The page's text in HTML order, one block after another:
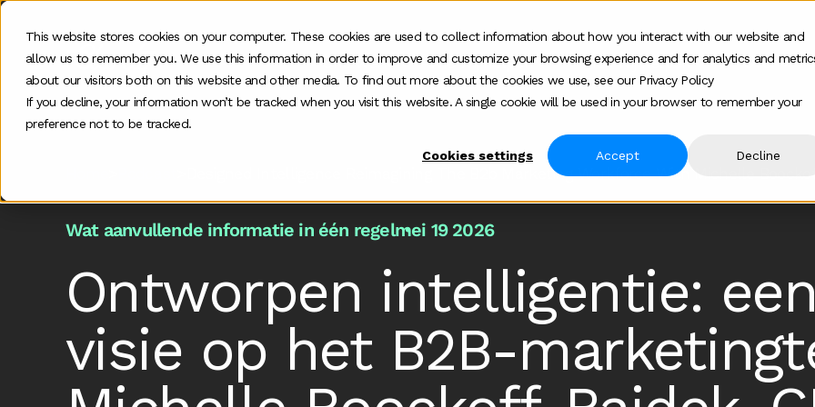
This website stores cookies on your computer. These cookies are used to collect information about how you interact with our website and
allow us to remember you. We use this information in order to improve and customize your browsing experience and for analytics and
about our visitors both on this website and other media. To find out more about the cookies we use, see our Privacy Policy
If you decline, your information won’t be tracked when you visit this website. A single cookie will be used in your browser to remember your
preference not to be tracked.
Cookies settings Accept Decline
Ons werk Wie wij helpen
Show submenu for Wie wij helpen
Hoe wij helpen
Show submenu
Over
Designed Intelligence Reimagining The B2b Marketing Workforce With Michelle
Wat aanvullende informatie in één regelmei 19 2026
Ontworpen intelligentie:
visie op het B2B-